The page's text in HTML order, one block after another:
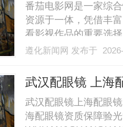
番茄电影网是一家综
资源于一体，凭借丰
看影视作品的重要选
遵化新闻网 发布于
武汉配眼镜 上海
武汉配眼镜上海配眼
海配眼镜资质保障验